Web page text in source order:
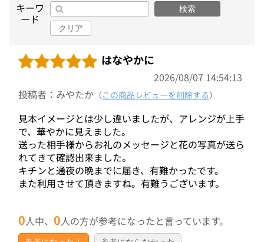
キーワ
ード
検索
クリア
はなやかに
2026/08/07 14:54:13
投稿者：みやたか （この商品レビューを削除する）
見本イメージとは少し違いましたが、アレンジが上手
で、華やかに見えました。
送った相手様からお礼のメッセージと花の写真が送ら
れてきて確認出来ました。
キチンと通夜の晩までに届き、有難かったです。
また利用させて頂きますね。有難うございます。
0人中、0人の方が参考になったと言っています。